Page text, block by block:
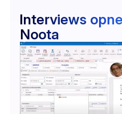
Interviews
Noota